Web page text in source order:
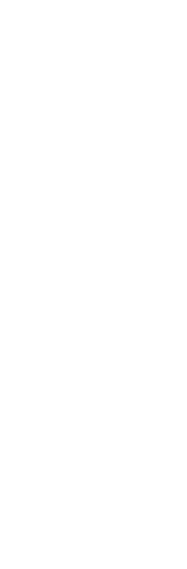
נערך
שידוע
חבושי
בליווי הרכב
נסחפו
של שבת
את יצירות
בעלזא,
בעיריה, הרב
אייכלר שהגיע
את יוזמות